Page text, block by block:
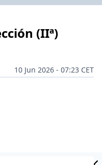
(IIª)
10 Jun 2026 - 07:23 CET